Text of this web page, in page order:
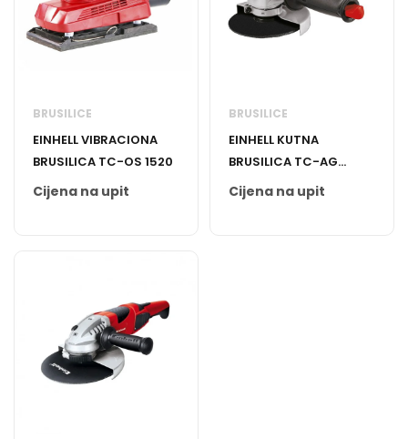
BRUSILICE
EINHELL VIBRACIONA
BRUSILICA TC-OS 1520
Cijena na upit
BRUSILICE
EINHELL KUTNA
BRUSILICA TC-AG
115/750
Cijena na upit